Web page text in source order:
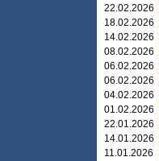
22.02.2026
18.02.2026
14.02.2026
08.02.2026
06.02.2026
06.02.2026
04.02.2026
01.02.2026
22.01.2026
14.01.2026
11.01.2026